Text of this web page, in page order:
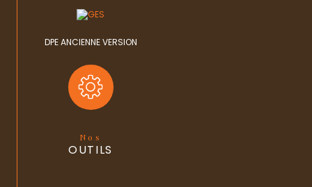
DPE ANCIENNE VERSION
Nos
OUTILS